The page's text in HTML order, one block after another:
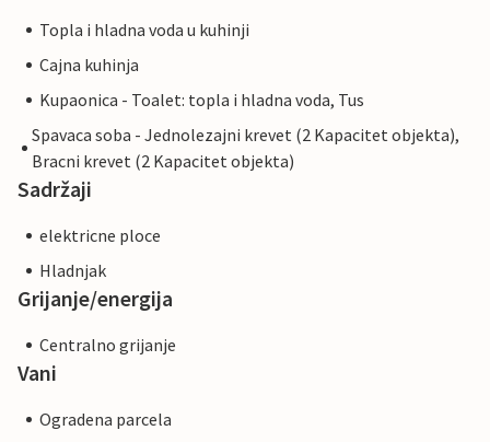
Topla i hladna voda u kuhinji
Cajna kuhinja
Kupaonica - Toalet: topla i hladna voda, Tus
Spavaca soba - Jednolezajni krevet (2 Kapacitet objekta),
Bracni krevet (2 Kapacitet objekta)
Sadržaji
elektricne ploce
Hladnjak
Grijanje/energija
Centralno grijanje
Vani
Ogradena parcela